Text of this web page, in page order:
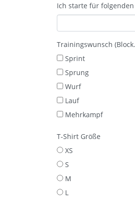
Ich starte für folgenden
Trainingswunsch
Sprint
Sprung
Wurf
Lauf
Mehrkampf
T-Shirt Größe
XS
S
M
L